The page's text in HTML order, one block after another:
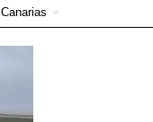
Canarias